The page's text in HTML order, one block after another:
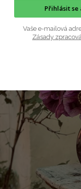
Přihlásit se
Vaše e-mailová
Zásady